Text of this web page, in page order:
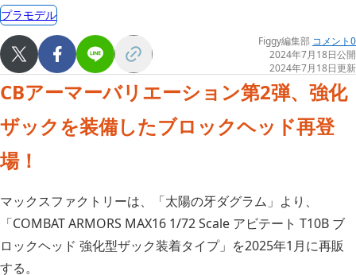
プラモデル
Figgy編集部 コメント0
2024年7月18日公開
2024年7月18日更新
CBアーマーバリエーション第2弾、強化
ザックを装備したブロックヘッド再登
場！
マックスファクトリーは、「太陽の牙ダグラム」より、
「COMBAT ARMORS MAX16 1/72 Scale アビテート T10B ブ
ロックヘッド 強化型ザック装着タイプ」を2025年1月に再販
する。